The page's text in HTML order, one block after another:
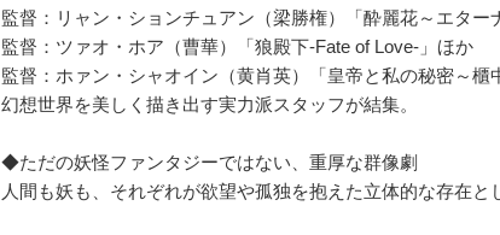
監督：リャン・ションチュアン（梁勝権）「酔麗花～エター
監督：ツァオ・ホア（曹華）「狼殿下‐Fate of Love‐」ほか
監督：ホァン・シャオイン（黄肖英）「皇帝と私の秘密～櫃
幻想世界を美しく描き出す実力派スタッフが結集。
◆ただの妖怪ファンタジーではない、重厚な群像劇
人間も妖も、それぞれが欲望や孤独を抱えた立体的な存在